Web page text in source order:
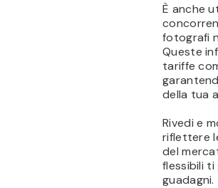
È anche
fotografi
Queste
tariffe
della tua
Rivedi e
riflettere
del
flessibili
guadagni.